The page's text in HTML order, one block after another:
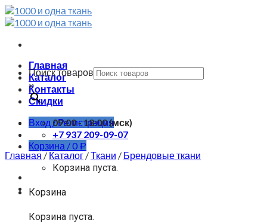
Skip
to
Главная
Каталог
Контакты
Скидки
Вход / Регистрация
Корзина /0 Р
Корзина пуста.
Корзина
Корзина пуста.
Поиск товаров
×
09:00 - 18:00 (мск)
+7 937 209-09-07
Главная/Каталог/Ткани / Брендовые ткани